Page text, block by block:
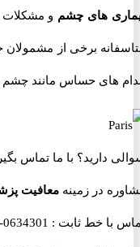
های چشم و مشکلات
برخی از
های حساس مانند چشم
دارید؟ با ما تماس
در زمینه معافیت
با خط ثابت : 0634301-0996